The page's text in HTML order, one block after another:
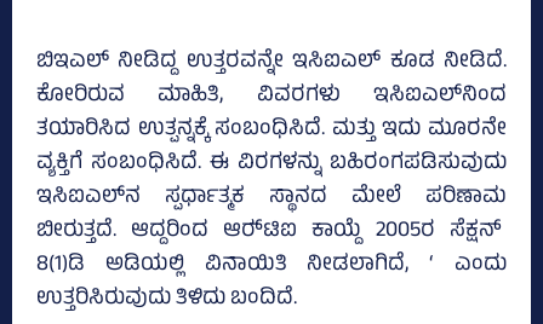
ಬಿಇಎಲ್‌ ನೀಡಿದ್ದ ಉತ್ತರವನ್ನೇ ಇಸಿಐಎಲ್‌ ಕೂಡ ನೀಡಿದೆ.
ಕೋರಿರುವ ಮಾಹಿತಿ, ವಿವರಗಳು ಇಸಿಐಎಲ್‌ನಿಂದ
ತಯಾರಿಸಿದ ಉತ್ಪನ್ನಕ್ಕೆ ಸಂಬಂಧಿಸಿದೆ. ಮತ್ತು ಇದು ಮೂರನೇ
ವ್ಯಕ್ತಿಗೆ ಸಂಬಂಧಿಸಿದೆ. ಈ ವಿರಗಳನ್ನು ಬಹಿರಂಗಪಡಿಸುವುದು
ಇಸಿಐಎಲ್‌ನ ಸ್ಪರ್ಧಾತ್ಮಕ ಸ್ಥಾನದ ಮೇಲೆ ಪರಿಣಾಮ
ಬೀರುತ್ತದೆ. ಆದ್ದರಿಂದ ಆರ್‍‌ಟಿಐ ಕಾಯ್ದೆ 2005ರ ಸೆಕ್ಷನ್‌
8(1)ಡಿ ಅಡಿಯಲ್ಲಿ ವಿನಾಯಿತಿ ನೀಡಲಾಗಿದೆ, ‘ ಎಂದು
ಉತ್ತರಿಸಿರುವುದು ತಿಳಿದು ಬಂದಿದೆ.